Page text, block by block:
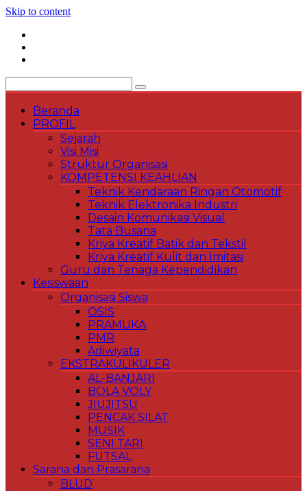
Skip to content
Beranda
PROFIL
Sejarah
Visi Misi
Struktur Organisasi
KOMPETENSI KEAHLIAN
Teknik Kendaraan Ringan Otomotif
Teknik Elektronika Industri
Desain Komunikasi Visual
Tata Busana
Kriya Kreatif Batik dan Tekstil
Kriya Kreatif Kulit dan Imitasi
Guru dan Tenaga Kependidikan
Kesiswaan
Organisasi Siswa
OSIS
PRAMUKA
PMR
Adiwiyata
EKSTRAKULIKULER
AL-BANJARI
BOLA VOLY
JIUJITSU
PENCAK SILAT
MUSIK
SENI TARI
FUTSAL
Sarana dan Prasarana
BLUD